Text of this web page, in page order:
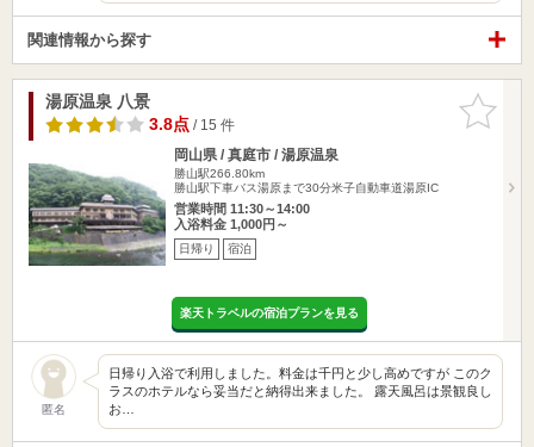
関連情報から探す
お気に入
りに追加
湯原温泉 八景
3.8点/ 15 件
岡山県 / 真庭市 / 湯原温泉
勝山駅266.80km
勝山駅下車バス湯原まで30分米子自動車道湯原IC
営業時間 11:30～14:00
入浴料金 1,000円～
日帰り 宿泊
楽天トラベルの宿泊プランを見る
匿名
日帰り入浴で利用しました。料金は千円と少し高めですが このク
ラスのホテルなら妥当だと納得出来ました。 露天風呂は景観良し
お…